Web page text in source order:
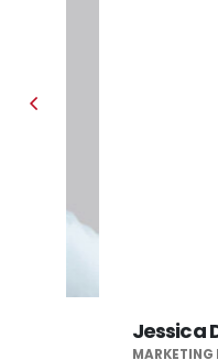
Jessica Doe
MARKETING MANAGER